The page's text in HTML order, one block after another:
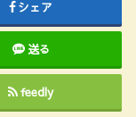
シェア
送る
feedly